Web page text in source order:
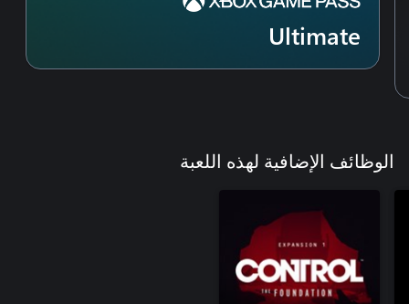
Ultimate
الوظائف الإضافية لهذه اللعبة